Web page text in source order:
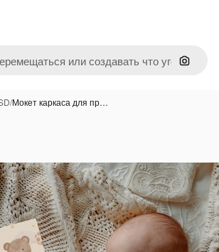
Поиск
/Мокет каркаса для пр…